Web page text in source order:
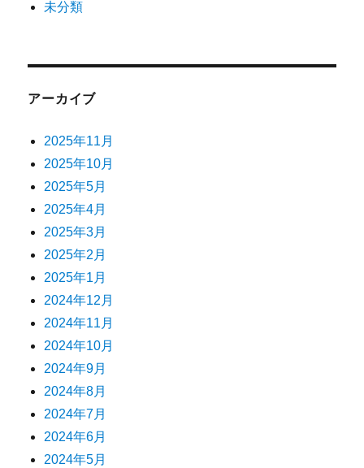
未分類
アーカイブ
2025年11月
2025年10月
2025年5月
2025年4月
2025年3月
2025年2月
2025年1月
2024年12月
2024年11月
2024年10月
2024年9月
2024年8月
2024年7月
2024年6月
2024年5月